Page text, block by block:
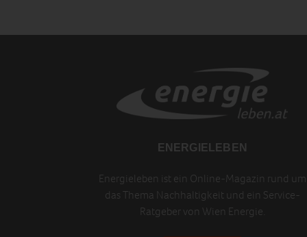
ENERGIELEBEN
Energieleben ist ein Online-Magazin rund um
das Thema Nachhaltigkeit und ein Service-
Ratgeber von Wien Energie.